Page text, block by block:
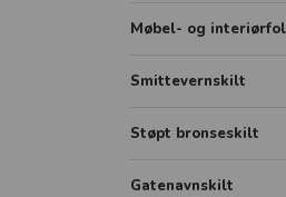
Møbel- og
Smittevernskilt
Skilt
Støpt bronseskilt
Gatenavnskilt